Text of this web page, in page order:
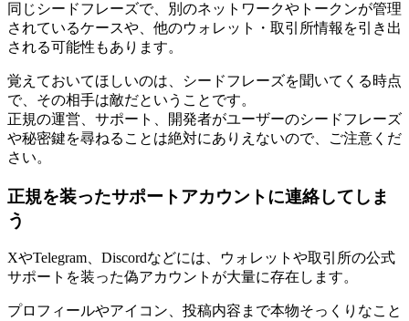
同じシードフレーズで、別のネットワークやトークンが管理
されているケースや、他のウォレット・取引所情報を引き出
される可能性もあります。
覚えておいてほしいのは、シードフレーズを聞いてくる時点
で、その相手は敵だということです。
正規の運営、サポート、開発者がユーザーのシードフレーズ
や秘密鍵を尋ねることは絶対にありえないので、ご注意くだ
さい。
正規を装ったサポートアカウントに連絡してしま
う
XやTelegram、Discordなどには、ウォレットや取引所の公式
サポートを装った偽アカウントが大量に存在します。
プロフィールやアイコン、投稿内容まで本物そっくりなこと